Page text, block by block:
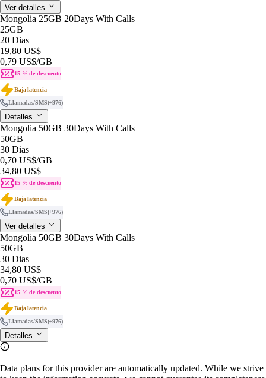
Ver detalles
Mongolia 25GB 20Days With Calls
25GB
20 Dias
19,80 US$
0,79 US$/GB
15 % de descuento
Baja latencia
Llamadas/SMS(+976)
Detalles
Mongolia 50GB 30Days With Calls
50GB
30 Dias
0,70 US$/GB
34,80 US$
15 % de descuento
Baja latencia
Llamadas/SMS(+976)
Ver detalles
Mongolia 50GB 30Days With Calls
50GB
30 Dias
34,80 US$
0,70 US$/GB
15 % de descuento
Baja latencia
Llamadas/SMS(+976)
Detalles
Data plans for this provider are automatically updated. While we strive